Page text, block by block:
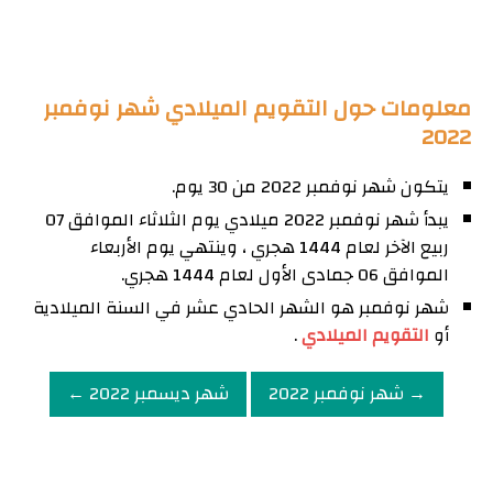
معلومات حول التقويم الميلادي شهر نوفمبر
2022
يتكون شهر نوفمبر 2022 من 30 يوم.
يبدأ شهر نوفمبر 2022 ميلادي يوم الثلاثاء الموافق 07
ربيع الآخر لعام 1444 هجري ، وينتهي يوم الأربعاء
الموافق 06 جمادى الأول لعام 1444 هجري.
شهر نوفمبر هو الشهر الحادي عشر في السنة الميلادية
أو التقويم الميلادي.
→ شهر نوفمبر 2022
شهر ديسمبر 2022 ←